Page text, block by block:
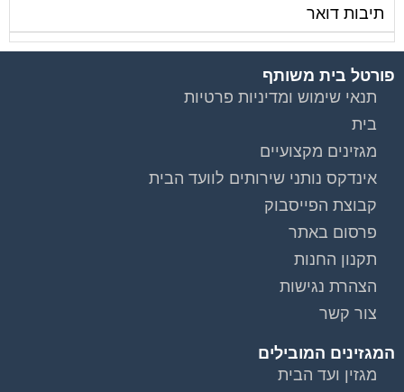
תיבות דואר
פורטל בית משותף
תנאי שימוש ומדיניות פרטיות
בית
מגזינים מקצועיים
אינדקס נותני שירותים לוועד הבית
קבוצת הפייסבוק
פרסום באתר
תקנון החנות
הצהרת נגישות
צור קשר
המגזינים המובילים
מגזין ועד הבית